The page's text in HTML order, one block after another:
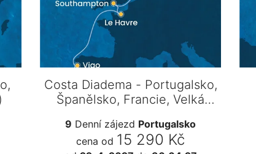
Costa Diadema - Portugalsko,
Španělsko, Francie, Velká
9 Denní zájezd Portugalsko
cena od 15 290 Kč